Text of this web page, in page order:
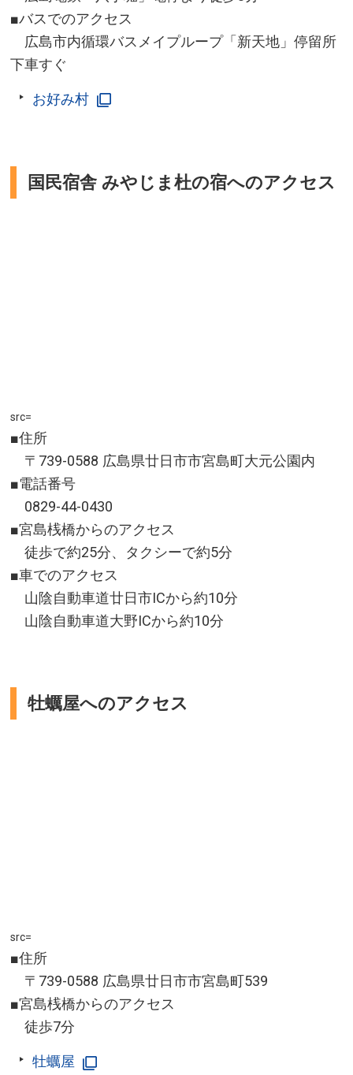
■バスでのアクセス
広島市内循環バスメイプループ「新天地」停留所
下車すぐ
お好み村
国民宿舎 みやじま杜の宿へのアクセス
src=
■住所
〒739-0588 広島県廿日市市宮島町大元公園内
■電話番号
0829-44-0430
■宮島桟橋からのアクセス
徒歩で約25分、タクシーで約5分
■車でのアクセス
山陰自動車道廿日市ICから約10分
山陰自動車道大野ICから約10分
牡蠣屋へのアクセス
src=
■住所
〒739-0588 広島県廿日市市宮島町539
■宮島桟橋からのアクセス
徒歩7分
牡蠣屋